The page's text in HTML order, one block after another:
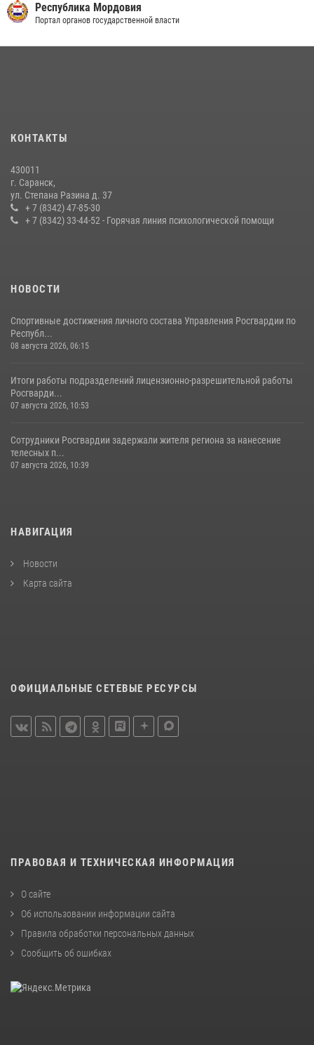
обеспечили безопасность на футбольных мероприятиях: от
регионального турнира до Суперкубка России
содействии сотрудников Росгвардии
Сотрудники Росгвардии обеспечили безопасность Всероссийского
конкурса профмастерства в Саранске
23 июля 2026, 11:54 4
Республика Мордовия
Портал органов государственной власти
КОНТАКТЫ
430011
г. Саранск,
ул. Степана Разина д. 37
+ 7 (8342) 47-85-30
+ 7 (8342) 33-44-52 - Горячая линия психологической помощи
НОВОСТИ
Спортивные достижения личного состава Управления Росгвардии по
Республ...
08 августа 2026, 06:15
Итоги работы подразделений лицензионно-разрешительной работы
Росгварди...
07 августа 2026, 10:53
Сотрудники Росгвардии задержали жителя региона за нанесение
телесных п...
07 августа 2026, 10:39
НАВИГАЦИЯ
Новости
Карта сайта
ОФИЦИАЛЬНЫЕ СЕТЕВЫЕ РЕСУРСЫ
ПРАВОВАЯ И ТЕХНИЧЕСКАЯ ИНФОРМАЦИЯ
О сайте
Об использовании информации сайта
Правила обработки персональных данных
Сообщить об ошибках